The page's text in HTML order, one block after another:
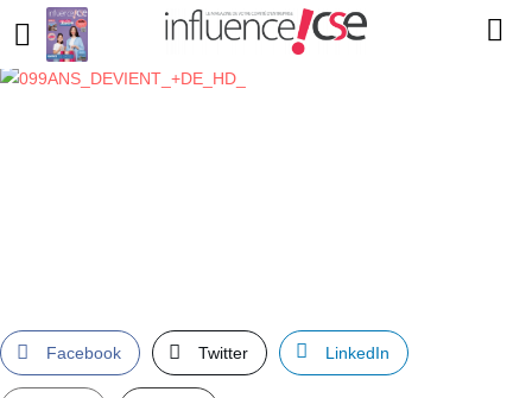
Facebook Twitter LinkedIn